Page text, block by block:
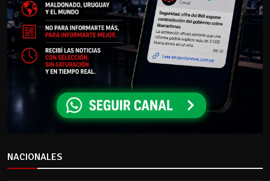
NACIONALES